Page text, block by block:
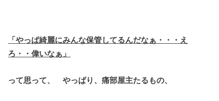
「やっぱ綺麗にみんな保管してるんだなぁ・・・え
ろ・・偉いなぁ」
って思って、 やっぱり、痛部屋主たるもの、